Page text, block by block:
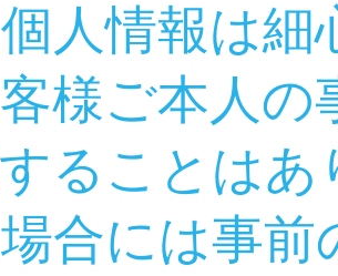
人情報は
様ご本人
ることは
合には事